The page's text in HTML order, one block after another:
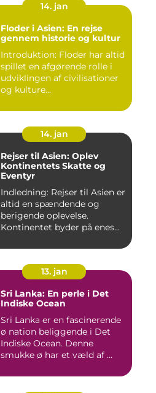
14. jan
Floder i Asien: En rejse
gennem historie og kultur
Introduktion: Floder har altid
spillet en afgørende rolle i
udviklingen af civilisationer
og kulture...
14. jan
Rejser til Asien: Oplev
Kontinentets Skatte og
Eventyr
Indledning: Rejser til Asien er
altid en spændende og
berigende oplevelse.
Kontinentet byder på enes...
13. jan
Sri Lanka: En perle i Det
Indiske Ocean
Sri Lanka er en fascinerende
ø nation beliggende i Det
Indiske Ocean. Denne
smukke ø har et væld af ...